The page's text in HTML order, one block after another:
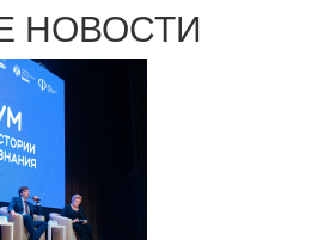
НОВОСТИ